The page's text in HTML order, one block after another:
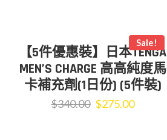
Sale!
【5件優惠裝】日本TENGA
MEN’S CHARGE 高高純度馬
卡補充劑(1日份) (5件裝)
$340.00 $275.00